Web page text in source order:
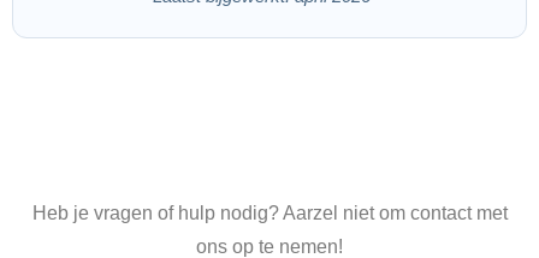
Heb je vragen of hulp nodig? Aarzel niet om contact met
ons op te nemen!